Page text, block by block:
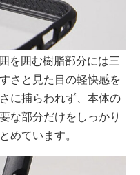
を囲む樹脂部分には三
さと見た目の軽快感を
に捕らわれず、本体の
な部分だけをしっかり
めています。